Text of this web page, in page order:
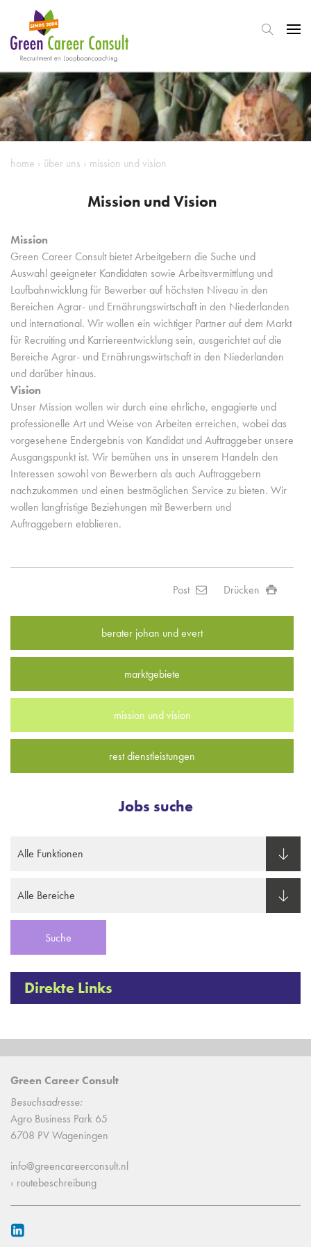
home › über uns › mission und vision
Mission und Vision
Mission
Green Career Consult bietet Arbeitgebern die Suche und
Auswahl geeigneter Kandidaten sowie Arbeitsvermittlung und
Laufbahnwicklung für Bewerber auf höchsten Niveau in den
Bereichen Agrar- und Ernährungswirtschaft in den Niederlanden
und international. Wir wollen ein wichtiger Partner auf dem Markt
für Recruiting und Karriereentwicklung sein, ausgerichtet auf die
Bereiche Agrar- und Ernährungswirtschaft in den Niederlanden
und darüber hinaus.
Vision
Unser Mission wollen wir durch eine ehrliche, engagierte und
professionelle Art und Weise von Arbeiten erreichen, wobei das
vorgesehene Endergebnis von Kandidat und Auftraggeber unsere
Ausgangspunkt ist. Wir bemühen uns in unserem Handeln den
Interessen sowohl von Bewerbern als auch Auftraggebern
nachzukommen und einen bestmöglichen Service zu bieten. Wir
wollen langfristige Beziehungen mit Bewerbern und
Auftraggebern etablieren.
Post Drücken
berater johan und evert
marktgebiete
mission und vision
rest dienstleistungen
Jobs suche
Direkte Links
Green Career Consult
Besuchsadresse:
Agro Business Park 65
6708 PV Wageningen
info@greencareerconsult.nl
› routebeschreibung